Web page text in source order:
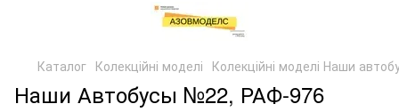
Каталог Колекційні моделі Колекційні моделі Наши
Наши Автобусы №22, РАФ-976